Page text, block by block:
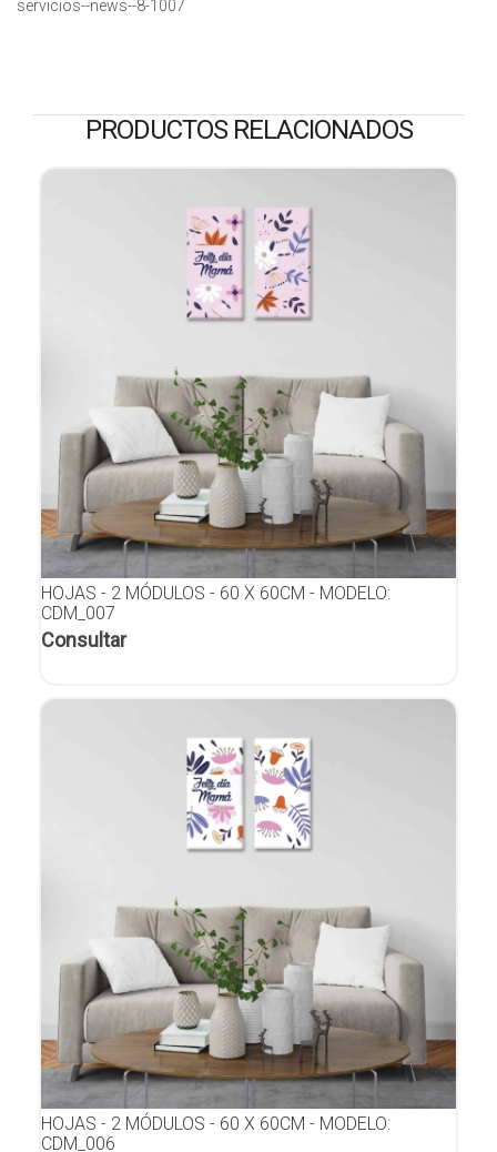
servicios--news--8-1007
PRODUCTOS RELACIONADOS
HOJAS - 2 MÓDULOS - 60 X 60CM - MODELO:
CDM_007
Consultar
HOJAS - 2 MÓDULOS - 60 X 60CM - MODELO:
CDM_006